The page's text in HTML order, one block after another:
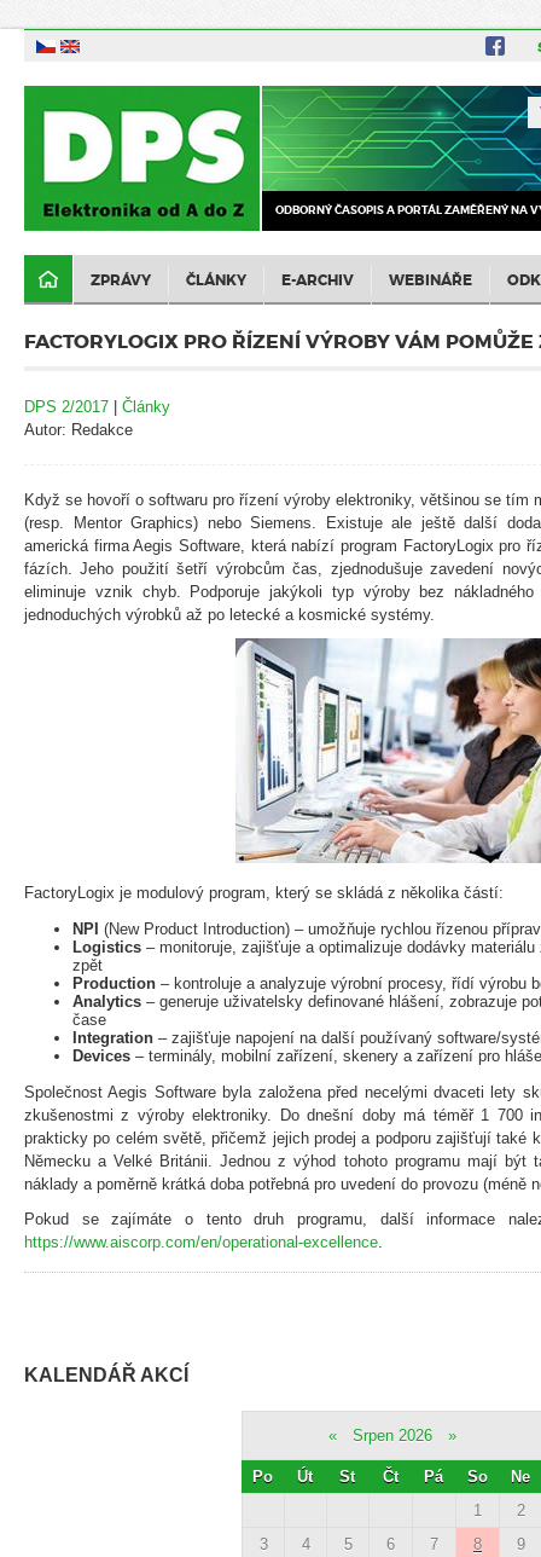
ODBORNÝ ČASOPIS A PORTÁL ZAMĚŘENÝ NA
ZPRÁVY ČLÁNKY E-ARCHIV WEBINÁŘE
FACTORYLOGIX PRO ŘÍZENÍ VÝROBY VÁM
DPS 2/2017 | Články
Autor: Redakce
Když se hovoří o softwaru pro řízení výroby elektroniky, většinou se tím
(resp. Mentor Graphics) nebo Siemens. Existuje ale ještě další
americká firma Aegis Software, která nabízí program FactoryLogix pro
fázích. Jeho použití šetří výrobcům čas, zjednodušuje zavedení
eliminuje vznik chyb. Podporuje jakýkoli typ výroby bez
jednoduchých výrobků až po letecké a kosmické systémy.
FactoryLogix je modulový program, který se skládá z několika částí:
NPI (New Product Introduction) – umožňuje rychlou řízenou
Logistics – monitoruje, zajišťuje a optimalizuje dodávky
zpět
Production – kontroluje a analyzuje výrobní procesy, řídí výrobu
Analytics – generuje uživatelsky definované hlášení, zobrazuje
čase
Integration – zajišťuje napojení na další používaný software/
Devices – terminály, mobilní zařízení, skenery a zařízení pro
Společnost Aegis Software byla založena před necelými dvaceti lety
zkušenostmi z výroby elektroniky. Do dnešní doby má téměř 1 700
prakticky po celém světě, přičemž jejich prodej a podporu zajišťují také
Německu a Velké Británii. Jednou z výhod tohoto programu mají být
náklady a poměrně krátká doba potřebná pro uvedení do provozu (méně
Pokud se zajímáte o tento druh programu, další informace
https://www.aiscorp.com/en/operational-excellence
KALENDÁŘ AKCÍ
« Srpen 2026 »
Po Út St Čt Pá So
Ne
1
2
3
4 5 6 7 8
9